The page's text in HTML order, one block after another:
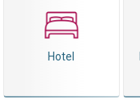
Hotel